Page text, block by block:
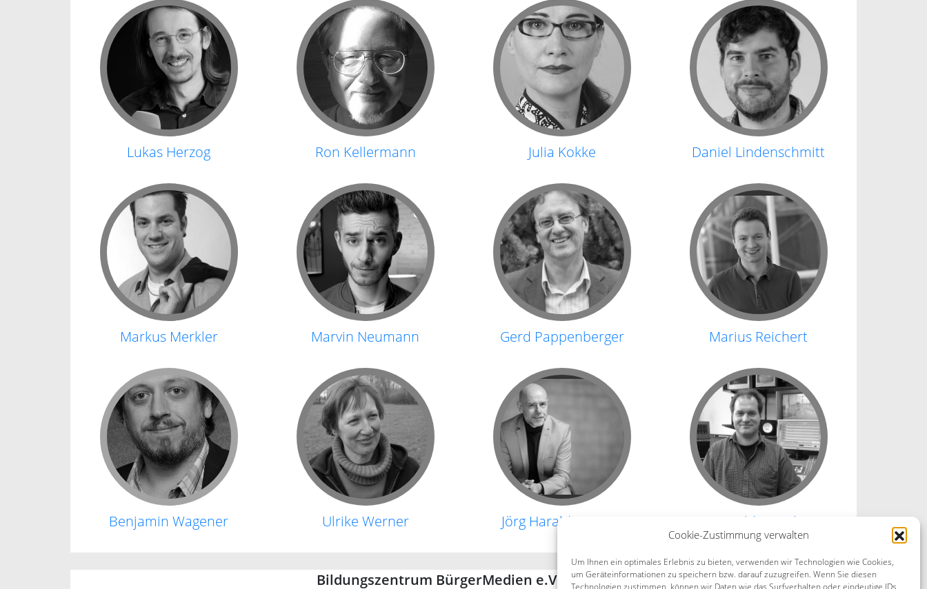
Cookie-Zustimmung verwalten
Um Ihnen ein optimales Erlebnis zu bieten, verwenden wir Technologien wie Cookies,
um Geräteinformationen zu speichern bzw. darauf zuzugreifen. Wenn Sie diesen
Technologien zustimmen, können wir Daten wie das Surfverhalten oder eindeutige IDs
Lukas Herzog Ron Kellermann Julia Kokke Daniel Lindenschmitt
Markus Merkler Marvin Neumann Gerd Pappenberger Marius Reichert
Benjamin Wagener Ulrike Werner Jörg Harald Werron Harald Wesely
Bildungszentrum BürgerMedien e.V. (BZBM)